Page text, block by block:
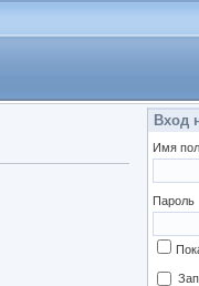
Вход
Имя
Пароль